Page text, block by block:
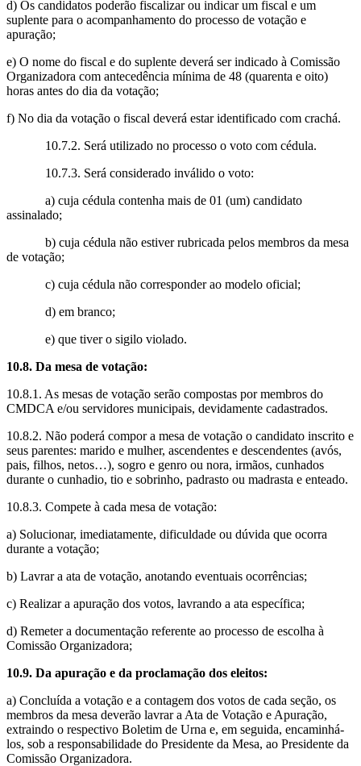
d) Os candidatos poderão fiscalizar ou indicar um fiscal e um
suplente para o acompanhamento do processo de votação e
apuração;
e) O nome do fiscal e do suplente deverá ser indicado à Comissão
Organizadora com antecedência mínima de 48 (quarenta e oito)
horas antes do dia da votação;
f) No dia da votação o fiscal deverá estar identificado com crachá.
10.7.2. Será utilizado no processo o voto com cédula.
10.7.3. Será considerado inválido o voto:
a) cuja cédula contenha mais de 01 (um) candidato
assinalado;
b) cuja cédula não estiver rubricada pelos membros da mesa
de votação;
c) cuja cédula não corresponder ao modelo oficial;
d) em branco;
e) que tiver o sigilo violado.
10.8. Da mesa de votação:
10.8.1. As mesas de votação serão compostas por membros do
CMDCA e/ou servidores municipais, devidamente cadastrados.
10.8.2. Não poderá compor a mesa de votação o candidato inscrito e
seus parentes: marido e mulher, ascendentes e descendentes (avós,
pais, filhos, netos…), sogro e genro ou nora, irmãos, cunhados
durante o cunhadio, tio e sobrinho, padrasto ou madrasta e enteado.
10.8.3. Compete à cada mesa de votação:
a) Solucionar, imediatamente, dificuldade ou dúvida que ocorra
durante a votação;
b) Lavrar a ata de votação, anotando eventuais ocorrências;
c) Realizar a apuração dos votos, lavrando a ata específica;
d) Remeter a documentação referente ao processo de escolha à
Comissão Organizadora;
10.9. Da apuração e da proclamação dos eleitos:
a) Concluída a votação e a contagem dos votos de cada seção, os
membros da mesa deverão lavrar a Ata de Votação e Apuração,
extraindo o respectivo Boletim de Urna e, em seguida, encaminhá-
los, sob a responsabilidade do Presidente da Mesa, ao Presidente da
Comissão Organizadora.